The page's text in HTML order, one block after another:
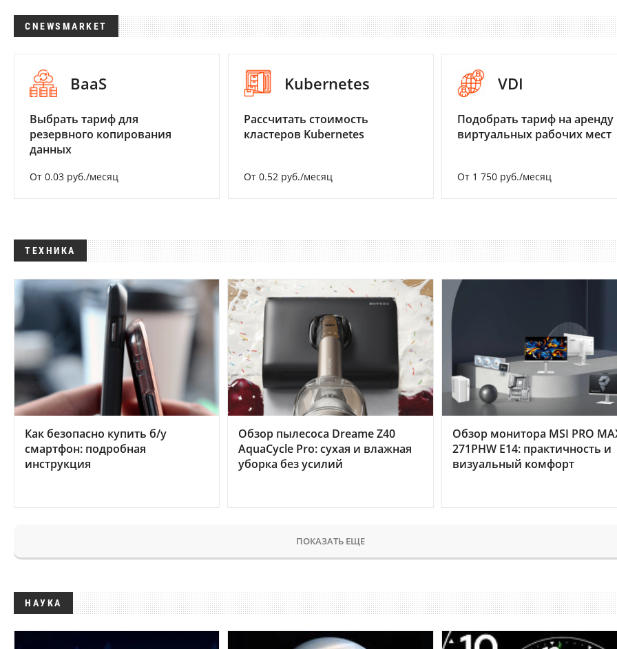
CNEWSMARKET
BaaS
Выбрать тариф для
резервного копирования
данных
От 0.03 руб./месяц
Kubernetes
Рассчитать стоимость
кластеров Kubernetes
От 0.52 руб./месяц
VDI
Подобрать тариф на аренду
виртуальных рабочих мест
От 1 750 руб./месяц
ТЕХНИКА
Как безопасно купить б/у
смартфон: подробная
инструкция
Обзор пылесоса Dreame Z40
AquaCycle Pro: сухая и влажная
уборка без усилий
Обзор монитора MSI PRO
271PHW E14: практичность и
визуальный комфорт
ПОКАЗАТЬ ЕЩЕ
НАУКА